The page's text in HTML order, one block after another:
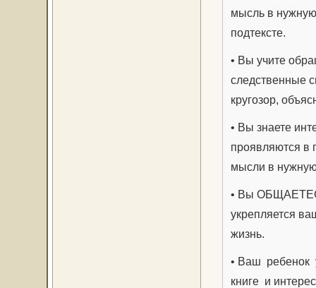
мысль в нужную
подтексте.
• Вы учите
следственные
кругозор,
• Вы знаете
проявляются в
мысли в нужную
• Вы
укрепляется
жизнь.
• Ваш ребенок
книге и